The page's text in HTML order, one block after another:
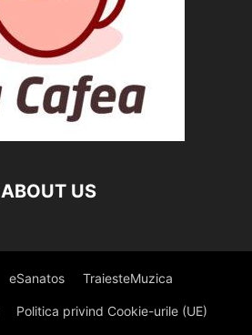
ABOUT US
eSanatos TraiesteMuzica
Politica privind Cookie-urile (UE)